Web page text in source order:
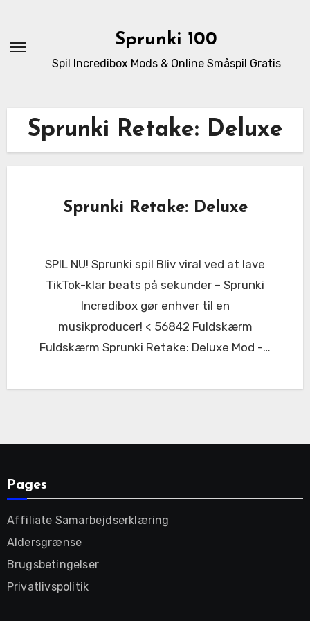
content
Sprunki 100
Spil Incredibox Mods & Online Småspil Gratis
Sprunki Retake: Deluxe
Sprunki Retake: Deluxe
SPIL NU! Sprunki spil Bliv viral ved at lave
TikTok-klar beats på sekunder – Sprunki
Incredibox gør enhver til en
musikproducer! < 56842 Fuldskærm
Fuldskærm Sprunki Retake: Deluxe Mod -…
Pages
Affiliate Samarbejdserklæring
Aldersgrænse
Brugsbetingelser
Privatlivspolitik